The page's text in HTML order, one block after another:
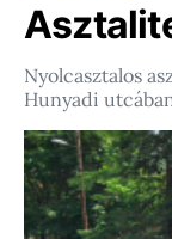
Nyolcasztalos
Hunyadi